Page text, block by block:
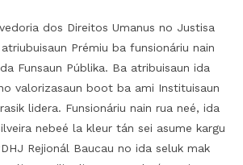
dos Direitos Umanus no Justisa
Prémiu ba funsionáriu nain
Funsaun Públika. Ba atribuisaun ida
valorizasaun boot ba ami Instituisaun
lidera. Funsionáriu nain rua neé, ida
nebeé la kleur tán sei asume kargu
Rejionál Baucau no ida seluk mak